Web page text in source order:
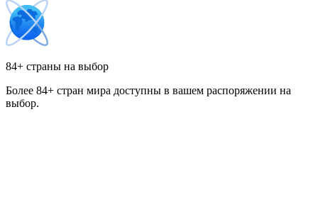
Дания
84+ страны на выбор
Более 84+ стран мира доступны в вашем распоряжении на
выбор.